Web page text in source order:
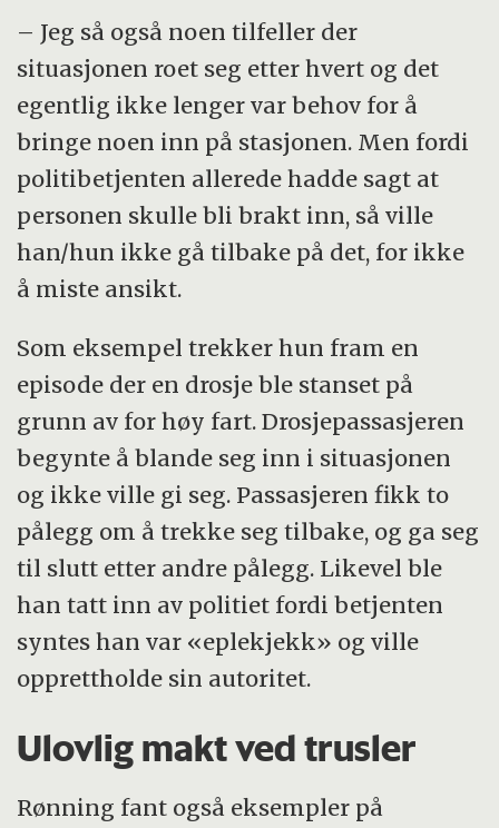
– Jeg så også noen tilfeller der
situasjonen roet seg etter hvert og det
egentlig ikke lenger var behov for å
bringe noen inn på stasjonen. Men fordi
politibetjenten allerede hadde sagt at
personen skulle bli brakt inn, så ville
han/hun ikke gå tilbake på det, for ikke
å miste ansikt.
Som eksempel trekker hun fram en
episode der en drosje ble stanset på
grunn av for høy fart. Drosjepassasjeren
begynte å blande seg inn i situasjonen
og ikke ville gi seg. Passasjeren fikk to
pålegg om å trekke seg tilbake, og ga seg
til slutt etter andre pålegg. Likevel ble
han tatt inn av politiet fordi betjenten
syntes han var «eplekjekk» og ville
opprettholde sin autoritet.
Ulovlig makt ved trusler
Rønning fant også eksempler på